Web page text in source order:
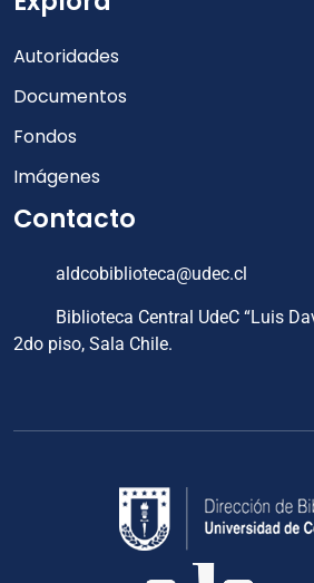
Autoridades
Documentos
Fondos
Imágenes
Contacto
aldcobiblioteca@udec.cl
Biblioteca Central UdeC “Luis
2do piso, Sala Chile.